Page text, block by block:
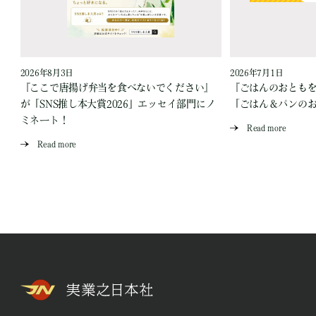
2026年8月3日
『ここで唐揚げ弁当を食べないでください』
が「SNS推し本大賞2026」エッセイ部門にノ
ミネート！
Read more
2026年7月1日
『ごはんのおとも
「ごはん＆パンの
Read more